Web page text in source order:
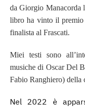
da Giorgio Manacorda
libro ha vinto il premio
finalista al Frascati.
Miei testi sono
musiche di Oscar Del
Fabio Ranghiero) della
Nel 2022 è